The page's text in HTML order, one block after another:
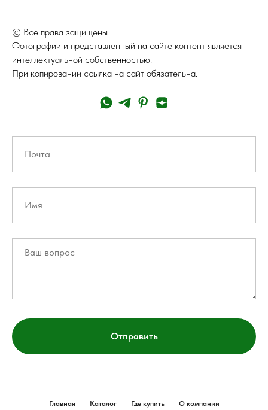
© Все права защищены
Фотографии и представленный на сайте контент является
интеллектуальной собственностью.
При копировании ссылка на сайт обязательна.
Отправить
Главная Каталог Где купить О компании